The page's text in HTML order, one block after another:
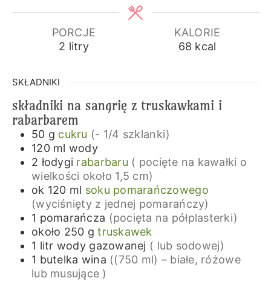
PORCJE
2 litry
KALORIE
68 kcal
SKŁADNIKI
składniki na sangrię z truskawkami i
rabarbarem
50 g cukru (- 1/4 szklanki)
120 ml wody
2 łodygi rabarbaru ( pocięte na kawałki o
wielkości około 1,5 cm)
ok 120 ml soku pomarańczowego
(wyciśnięty z jednej pomarańczy)
1 pomarańcza (pocięta na półplasterki)
około 250 g truskawek
1 litr wody gazowanej ( lub sodowej)
1 butelka wina ((750 ml) – białe, różowe
lub musujące )